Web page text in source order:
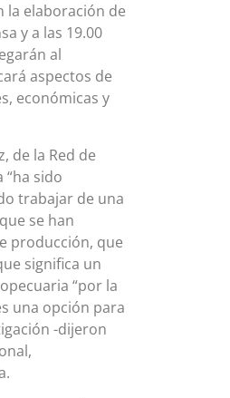
la elaboración de
y a las 19.00
al
aspectos de
económicas y
de la Red de
sido
trabajar de una
se han
producción, que
significa un
“por la
una opción para
-dijeron